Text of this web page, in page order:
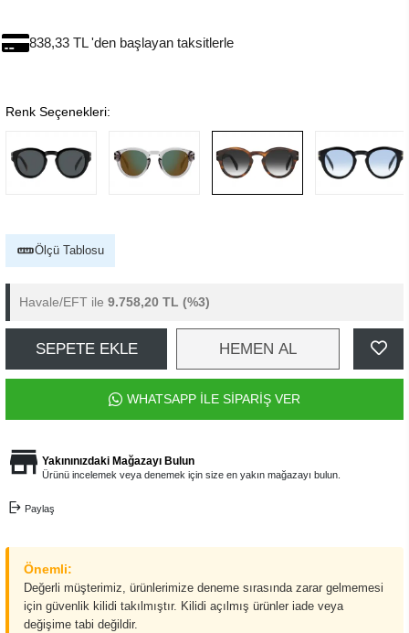
838,33 TL 'den başlayan taksitlerle
Renk Seçenekleri:
Ölçü Tablosu
Havale/EFT ile 9.758,20 TL (%3)
SEPETE EKLE HEMEN AL
WHATSAPP İLE SİPARİŞ VER
Yakınınızdaki Mağazayı Bulun
Ürünü incelemek veya denemek için size en yakın mağazayı bulun.
Paylaş
Önemli:
Değerli müşterimiz, ürünlerimize deneme sırasında zarar gelmemesi
için güvenlik kilidi takılmıştır. Kilidi açılmış ürünler iade veya
değişime tabi değildir.